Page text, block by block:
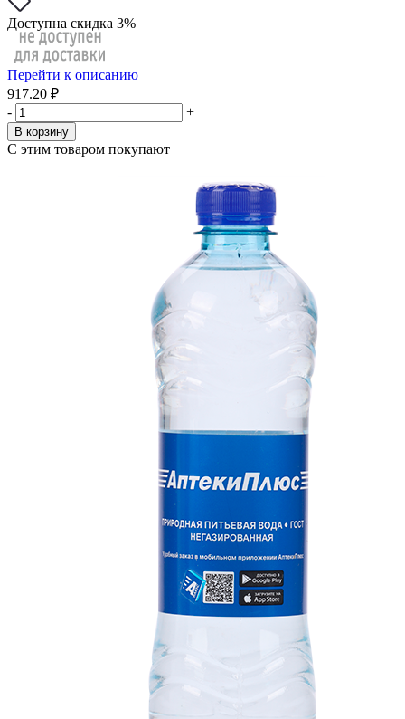
Доступна скидка 3%
Перейти к описанию
917.20 ₽
-
+
В корзину
С этим товаром покупают